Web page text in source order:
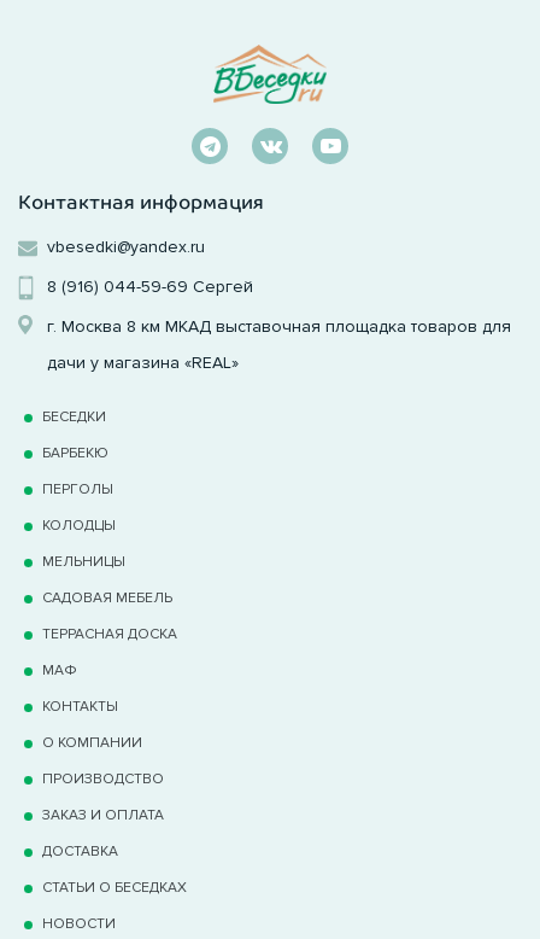
Контактная информация
vbesedki@yandex.ru
8 (916) 044-59-69 Сергей
г. Москва 8 км МКАД выставочная площадка товаров для
дачи у магазина «REAL»
БЕСЕДКИ
БАРБЕКЮ
ПЕРГОЛЫ
КОЛОДЦЫ
МЕЛЬНИЦЫ
САДОВАЯ МЕБЕЛЬ
ТЕРРАCНАЯ ДОСКА
МАФ
КОНТАКТЫ
О КОМПАНИИ
ПРОИЗВОДСТВО
ЗАКАЗ И ОПЛАТА
ДОСТАВКА
СТАТЬИ О БЕСЕДКАХ
НОВОСТИ